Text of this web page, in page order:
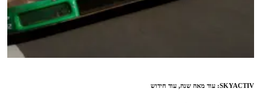
SKYACTIV: עוד מאה שנה, עוד חידוש